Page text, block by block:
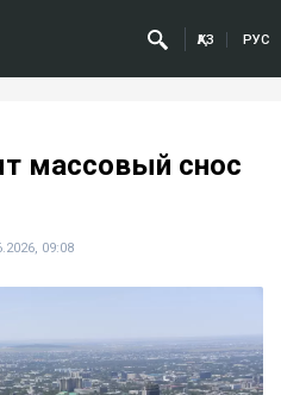
ҚАЗ РУС
массовый снос
09:08